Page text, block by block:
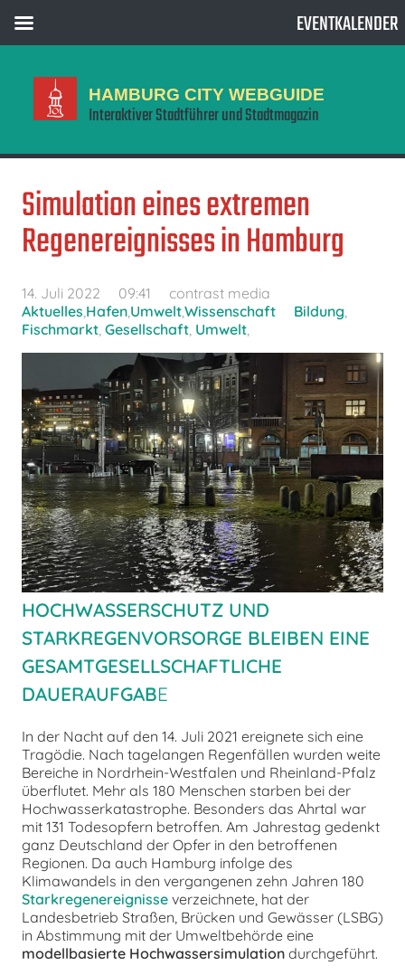
HAMBURG CITY WEBGUIDE
Interaktiver Stadtführer und Stadtmagazin
Simulation eines extremen
Regenereignisses in Hamburg
14. Juli 2022 09:41
contrast media
Aktuelles Hafen UmweltWissenschaft Bildung
Fischmarkt Gesellschaft Umwelt
HOCHWASSERSCHUTZ UND
STARKREGENVORSORGE BLEIBEN EINE
GESAMTGESELLSCHAFTLICHE
DAUERAUFGABE
In der Nacht auf den 14. Juli 2021 ereignete sich eine
Tragödie. Nach tagelangen Regenfällen wurden weite
Bereiche in Nordrhein-Westfalen und Rheinland-Pfalz
überflutet. Mehr als 180 Menschen starben bei der
Hochwasserkatastrophe. Besonders das Ahrtal war
mit 131 Todesopfern betroffen. Am Jahrestag gedenkt
ganz Deutschland der Opfer in den betroffenen
Regionen. Da auch Hamburg infolge des
Klimawandels in den vergangenen zehn Jahren 180
Starkregenereignisse verzeichnete, hat der
Landesbetrieb Straßen, Brücken und Gewässer (LSBG)
in Abstimmung mit der Umweltbehörde eine
modellbasierte Hochwassersimulation durchgeführt.
EVENTKALENDER